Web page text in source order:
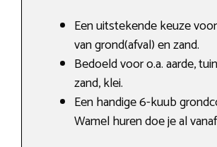
Een uitstekende keuze
van grond(afval) en zand.
Bedoeld voor o.a. aarde,
zand, klei.
Een handige 6-kuub
Wamel huren doe je al